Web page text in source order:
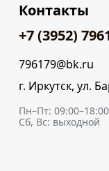
Контакты
+7 (3952)
796179@bk.ru
г. Иркутск, ул.
Пн–Пт: 09:00–18:00
Сб, Вс: выходной